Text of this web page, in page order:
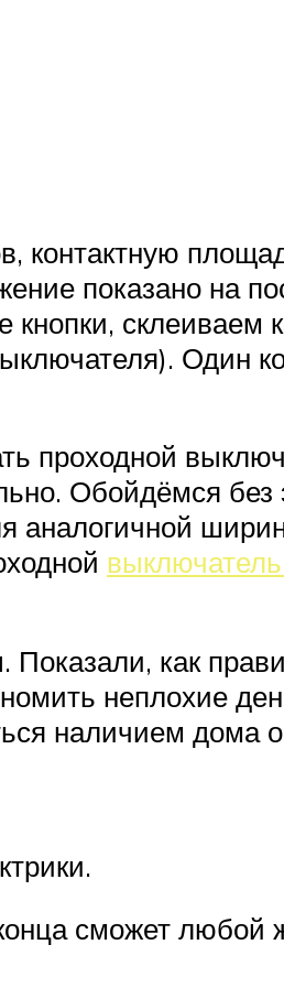
контактную
показано на
склеиваем
Один
проходной
Обойдёмся без
аналогичной
как
неплохие
наличием дома
сможет любой